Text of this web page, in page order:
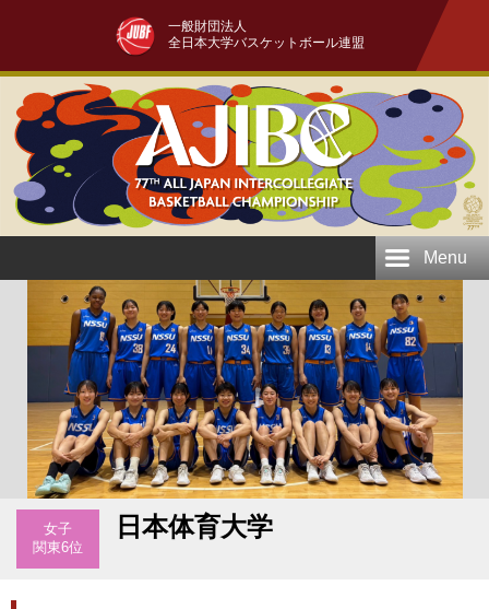
一般財団法人
全日本大学バスケットボール連盟
Menu
女子
関東6位
日本体育大学